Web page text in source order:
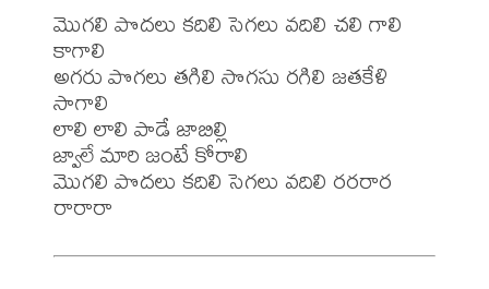
మొగలి పొదలు కదిలి సెగలు వదిలి చలి గాలి
కాగాలి
అగరు పొగలు తగిలి సొగసు రగిలి జతకేళి
సాగాలి
లాలి లాలి పాడే జాబిల్లి
జ్వాలే మారి జంటే కోరాలి
మొగలి పొదలు కదిలి సెగలు వదిలి రరరార